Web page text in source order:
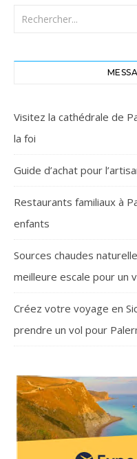
Visitez la cathédrale de
la foi
Guide d’achat pour
Restaurants familiaux à
enfants
Sources chaudes
meilleure escale pour un
Créez votre voyage en
prendre un vol pour